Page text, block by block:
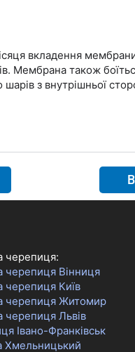
вкладення
Мембрана також
з внутрішньої
черепиця:
черепиця Вінниця
черепиця Київ
черепиця Житомир
черепиця Львів
Івано-Франківськ
Хмельницький